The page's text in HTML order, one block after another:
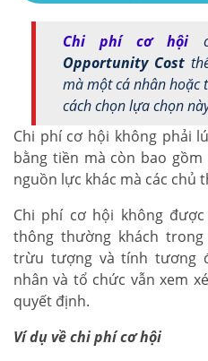
Chi phí cơ hội
Opportunity Cost
mà một cá nhân hoặc
cách chọn lựa chọn
Chi phí cơ hội không phải
bằng tiền mà còn bao
nguồn lực khác mà các chủ
Chi phí cơ hội không
thông thường khách
trừu tượng và tính tương
nhân và tổ chức vẫn xem
quyết định.
Ví dụ về chi phí cơ hội